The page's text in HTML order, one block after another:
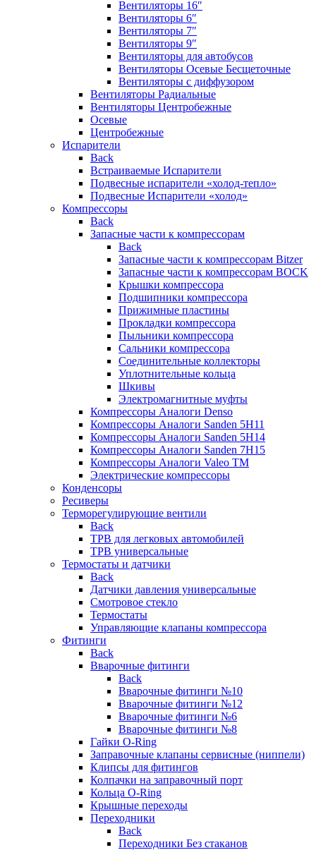
Вентиляторы 16″
Вентиляторы 6″
Вентиляторы 7″
Вентиляторы 9″
Вентиляторы для автобусов
Вентиляторы Осевые Бесщеточные
Вентиляторы с диффузором
Вентиляторы Радиальные
Вентиляторы Центробежные
Осевые
Центробежные
Испарители
Back
Встраиваемые Испарители
Подвесные испарители «холод-тепло»
Подвесные Испарители «холод»
Компрессоры
Back
Запасные части к компрессорам
Back
Запасные части к компрессорам Bitzer
Запасные части к компрессорам BOCK
Крышки компрессора
Подшипники компрессора
Прижимные пластины
Прокладки компрессора
Пыльники компрессора
Сальники компрессора
Соединительные коллекторы
Уплотнительные кольца
Шкивы
Электромагнитные муфты
Компрессоры Аналоги Denso
Компрессоры Аналоги Sanden 5H11
Компрессоры Аналоги Sanden 5H14
Компрессоры Аналоги Sanden 7H15
Компрессоры Аналоги Valeo ТМ
Электрические компрессоры
Конденсоры
Ресиверы
Терморегулирующие вентили
Back
ТРВ для легковых автомобилей
ТРВ универсальные
Термостаты и датчики
Back
Датчики давления универсальные
Смотровое стекло
Термостаты
Управляющие клапаны компрессора
Фитинги
Back
Вварочные фитинги
Back
Вварочные фитинги №10
Вварочные фитинги №12
Вварочные фитинги №6
Вварочные фитинги №8
Гайки O-Ring
Заправочные клапаны сервисные (ниппели)
Клипсы для фитингов
Колпачки на заправочный порт
Кольца O-Ring
Крышные переходы
Переходники
Back
Переходники Без стаканов